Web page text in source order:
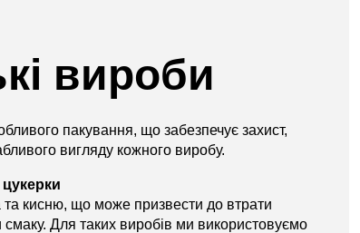
вироби
пакування, що забезпечує захист,
вигляду кожного виробу.
кисню, що може призвести до втрати
смаку. Для таких виробів ми використовуємо